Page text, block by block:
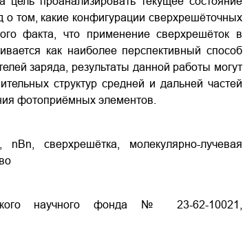
том, какие конфигурации сверхрешёточных
факта, что применение сверхрешёток в
как наиболее перспективный способ
заряда, результаты данной работы могут
структур средней и дальней частей
фотоприёмных элементов.
сверхрешётка, молекулярно-лучевая
научного фонда № 23-62-10021,